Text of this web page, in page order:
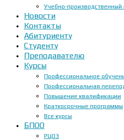
Учебно-производственный
Новости
Контакты
Абитуриенту
Студенту
Преподавателю
Курсы
Профессиональное
Профессиональная
Повышение квалификации
Краткосрочные программы
Все курсы
БПОО
РЦОЭ